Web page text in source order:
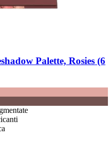
Palette, Rosies (6